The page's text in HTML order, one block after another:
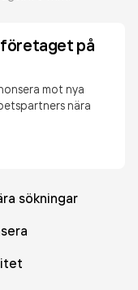
på
mot nya
nära
sökningar